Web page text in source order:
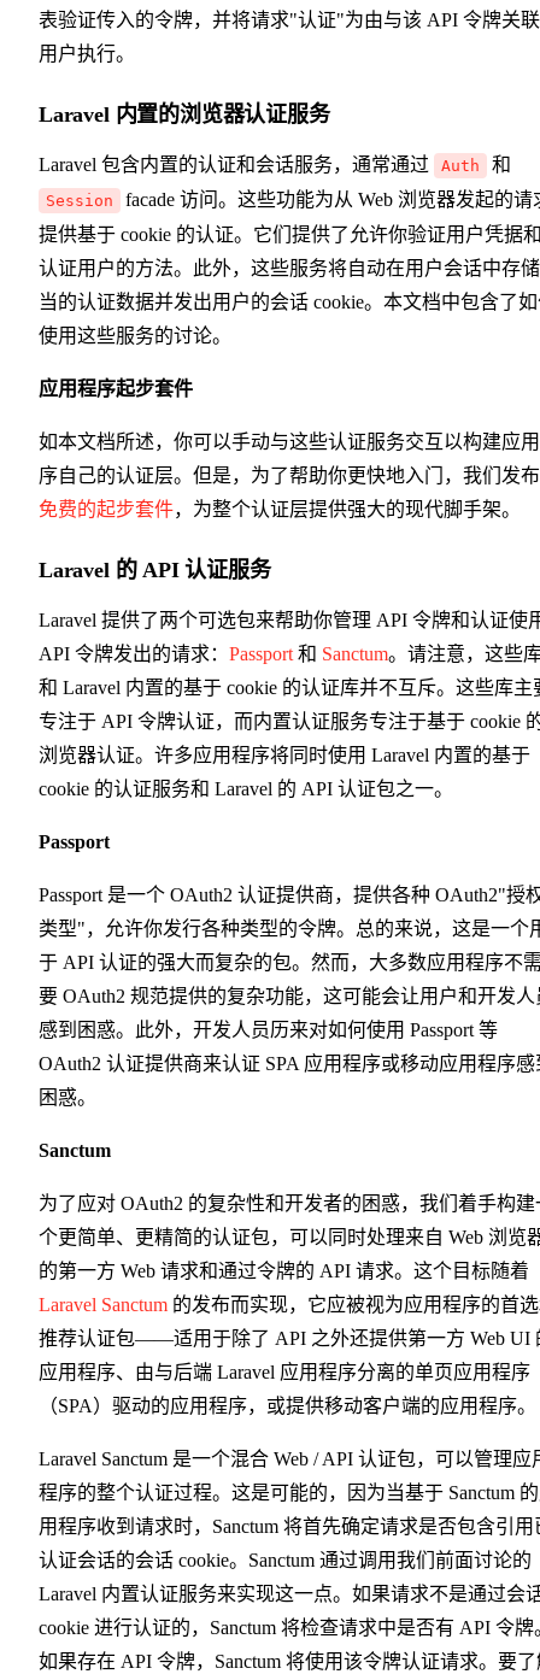
表验证传入的令牌，并将请求"认证"为由与该 API 令牌关
用户执行。
Laravel 内置的浏览器认证服务
Laravel 包含内置的认证和会话服务，通常通过 Auth 和
Session
facade 访问。这些功能为从 Web 浏览器发起的请
提供基于 cookie 的认证。它们提供了允许你验证用户凭据
认证用户的方法。此外，这些服务将自动在用户会话中存
当的认证数据并发出用户的会话 cookie。本文档中包含了
使用这些服务的讨论。
应用程序起步套件
如本文档所述，你可以手动与这些认证服务交互以构建应
序自己的认证层。但是，为了帮助你更快地入门，我们发
免费的起步套件，为整个认证层提供强大的现代脚手架。
Laravel 的 API 认证服务
Laravel 提供了两个可选包来帮助你管理 API 令牌和认证使
API 令牌发出的请求： Passport 和 Sanctum。请注意，这些
和 Laravel 内置的基于 cookie 的认证库并不互斥。这些库主
专注于 API 令牌认证，而内置认证服务专注于基于 cookie
浏览器认证。许多应用程序将同时使用 Laravel 内置的基于
cookie 的认证服务和 Laravel 的 API 认证包之一。
Passport
Passport 是一个 OAuth2 认证提供商，提供各种 OAuth2"授
类型"，允许你发行各种类型的令牌。总的来说，这是一个
于 API 认证的强大而复杂的包。然而，大多数应用程序不
要 OAuth2 规范提供的复杂功能，这可能会让用户和开发人
感到困惑。此外，开发人员历来对如何使用 Passport 等
OAuth2 认证提供商来认证 SPA 应用程序或移动应用程序感
困惑。
Sanctum
为了应对 OAuth2 的复杂性和开发者的困惑，我们着手构建
个更简单、更精简的认证包，可以同时处理来自 Web 浏览
的第一方 Web 请求和通过令牌的 API 请求。这个目标随着
Laravel Sanctum 的发布而实现，它应被视为应用程序的首
推荐认证包——适用于除了 API 之外还提供第一方 Web UI
应用程序、由与后端 Laravel 应用程序分离的单页应用程序
（SPA）驱动的应用程序，或提供移动客户端的应用程序。
Laravel Sanctum 是一个混合 Web / API 认证包，可以管理应
程序的整个认证过程。这是可能的，因为当基于 Sanctum
用程序收到请求时，Sanctum 将首先确定请求是否包含引用
认证会话的会话 cookie。Sanctum 通过调用我们前面讨论的
Laravel 内置认证服务来实现这一点。如果请求不是通过会
cookie 进行认证的，Sanctum 将检查请求中是否有 API 令牌
如果存在 API 令牌，Sanctum 将使用该令牌认证请求。要